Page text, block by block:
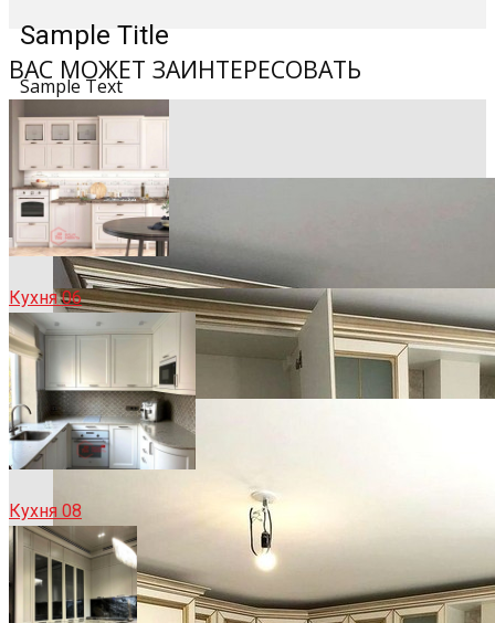
Sample Title
Sample Text
ВАС МОЖЕТ ЗАИНТЕРЕСОВАТЬ
Кухня 06
Кухня 08